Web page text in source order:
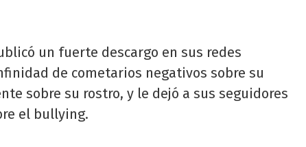
un fuerte descargo en sus redes
de cometarios negativos sobre su
sobre su rostro, y le dejó a sus seguidores
el bullying.